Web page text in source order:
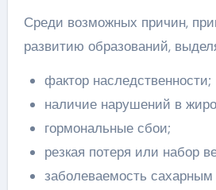
Среди возможных причин,
развитию образований,
фактор наследственности;
наличие нарушений в
гормональные сбои;
резкая потеря или набор
заболеваемость